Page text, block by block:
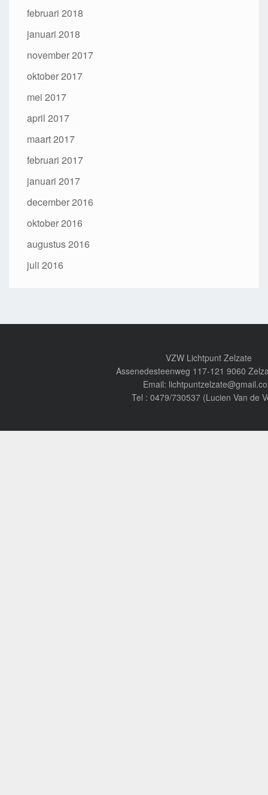
februari 2018
januari 2018
november 2017
oktober 2017
mei 2017
april 2017
maart 2017
februari 2017
januari 2017
december 2016
oktober 2016
augustus 2016
juli 2016
VZW Lichtpunt Zelzate
Assenedesteenweg 117-121 9060
Email:
Tel : 0479/730537 (Lucien Van de